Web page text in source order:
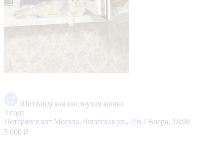
Шотландская вислоухая кошка
3 года
Потерялся кот Москва, Флотская ул., 29к3 Вчера, 18:08
5 000 ₽